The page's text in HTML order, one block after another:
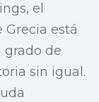
el
está
grado de
sin igual.